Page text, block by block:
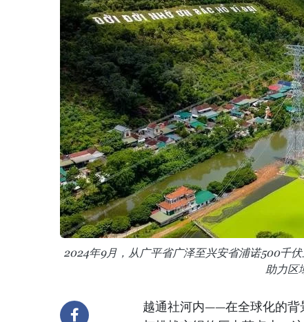
2024年9月，从广平省广泽至兴安省浦诺500千
助力区
越通社河内——在全球化的背